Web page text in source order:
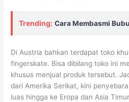
Trending: Cara Membasmi
Di Austria bahkan terdapat toko
fingerskate. Bisa dibilang toko ini
khusus menjual produk tersebut.
dari Amerika Serikat, kini
luas hingga ke Eropa dan Asia